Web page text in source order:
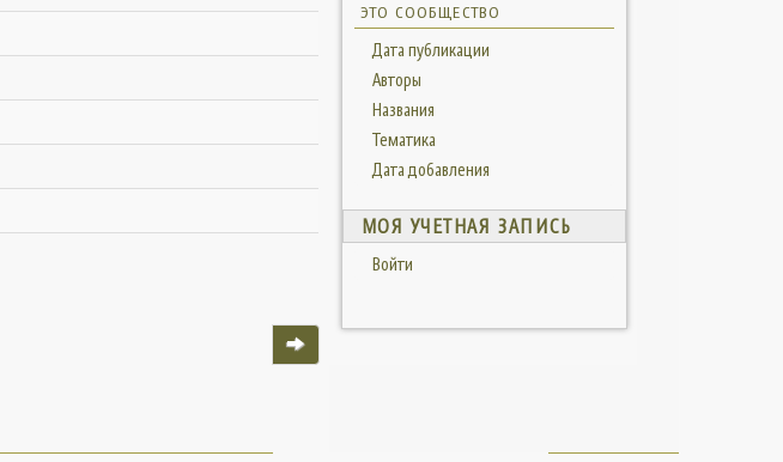
ЭТО СООБЩЕСТВО
Дата публикации
Авторы
Названия
Тематика
Дата добавления
МОЯ УЧЕТНАЯ ЗАПИСЬ
Войти